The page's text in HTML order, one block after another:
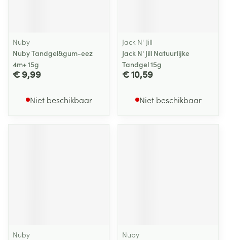
Nuby
Nuby Tandgel&gum-eez
4m+ 15g
€ 9,99
Niet beschikbaar
Jack N' Jill
Jack N' Jill Natuurlijke
Tandgel 15g
€ 10,59
Niet beschikbaar
Nuby
Nuby